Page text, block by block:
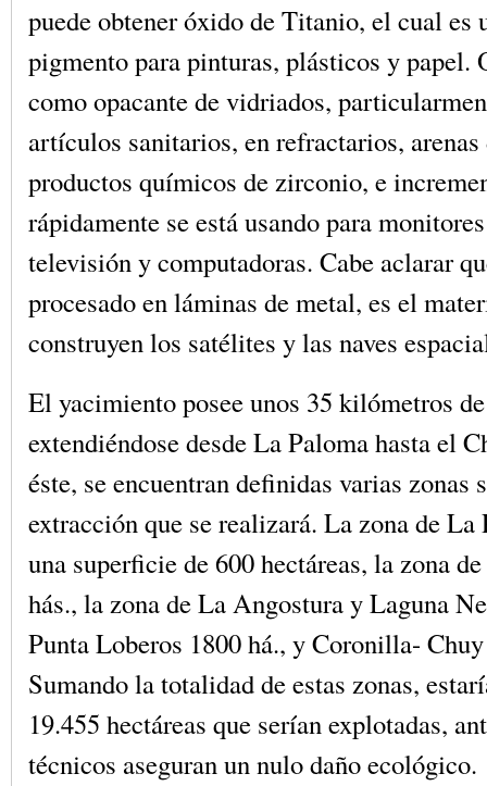
puede obtener óxido de Titanio, el cual es
pigmento para pinturas, plásticos y papel.
como opacante de vidriados,
artículos sanitarios, en refractarios,
productos químicos de zirconio, e
rápidamente se está usando para
televisión y computadoras. Cabe aclarar
procesado en láminas de metal, es el
construyen los satélites y las naves
El yacimiento posee unos 35 kilómetros
extendiéndose desde La Paloma hasta el
éste, se encuentran definidas varias zonas
extracción que se realizará. La zona de La
una superficie de 600 hectáreas, la zona
hás., la zona de La Angostura y Laguna
Punta Loberos 1800 há., y Coronilla-
Sumando la totalidad de estas zonas,
19.455 hectáreas que serían explotadas,
técnicos aseguran un nulo daño ecológico.